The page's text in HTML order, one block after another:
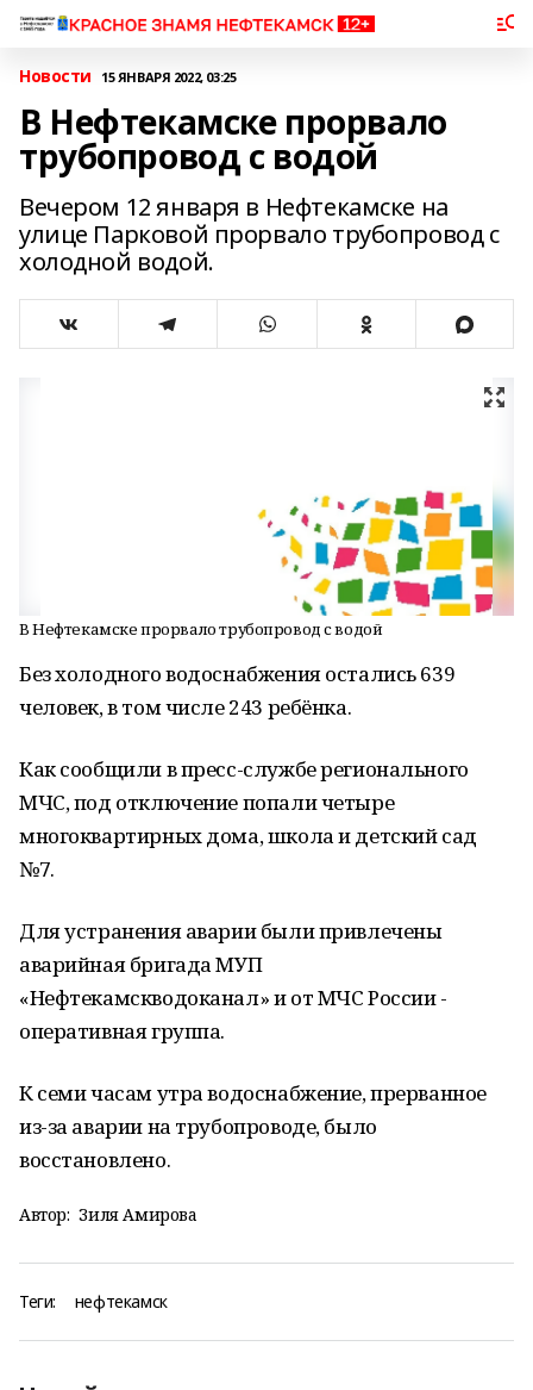
Новости 15 ЯНВАРЯ 2022, 03:25
В Нефтекамске прорвало
трубопровод с водой
Вечером 12 января в Нефтекамске на
улице Парковой прорвало трубопровод с
холодной водой.
В Нефтекамске прорвало трубопровод с водой
Без холодного водоснабжения остались 639
человек, в том числе 243 ребёнка.
Как сообщили в пресс-службе регионального
МЧС, под отключение попали четыре
многоквартирных дома, школа и детский сад
№7.
Для устранения аварии были привлечены
аварийная бригада МУП
«Нефтекамскводоканал» и от МЧС России -
оперативная группа.
К семи часам утра водоснабжение, прерванное
из-за аварии на трубопроводе, было
восстановлено.
Автор: Зиля Амирова
Теги: нефтекамск